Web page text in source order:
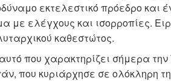
εκτελεστικό πρόεδρο
με ελέγχους και ισορροπίες.
καθεστώτος.
που χαρακτηρίζει σήμερα
που κυριάρχησε σε ολόκληρη